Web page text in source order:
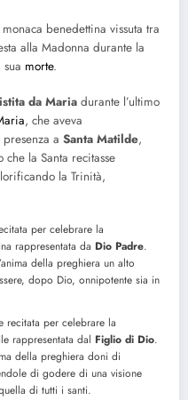
benedettina vissuta tra
alla Madonna durante la
morte.
da Maria durante l’ultimo
, che aveva
a Santa Matilde,
la Santa recitasse
la Trinità,
per celebrare la
rappresentata da Dio Padre.
della preghiera un alto
dopo Dio, onnipotente sia in
recitata per celebrare la
rappresentata dal Figlio di Dio.
della preghiera doni di
di godere di una visione
di tutti i santi.